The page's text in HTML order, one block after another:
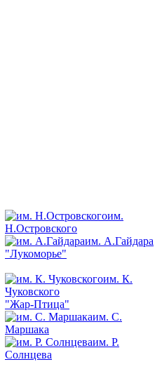
им.
Н.Островского
им. А.Гайдара
"Лукоморье"
им. К.
Чуковского
"Жар-Птица"
им. С.
Маршака
им. Р.
Солнцева